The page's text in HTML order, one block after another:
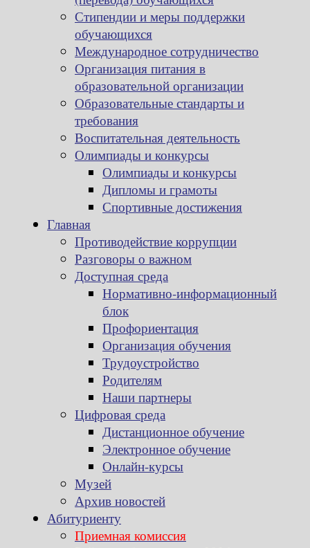
Стипендии и меры поддержки
обучающихся
Международное сотрудничество
Организация питания в
образовательной организации
Образовательные стандарты и
требования
Воспитательная деятельность
Олимпиады и конкурсы
Олимпиады и конкурсы
Дипломы и грамоты
Спортивные достижения
Главная
Противодействие коррупции
Разговоры о важном
Доступная среда
Нормативно-информационный
блок
Профориентация
Организация обучения
Трудоустройство
Родителям
Наши партнеры
Цифровая среда
Дистанционное обучение
Электронное обучение
Онлайн-курсы
Музей
Архив новостей
Абитуриенту
Приемная комиссия